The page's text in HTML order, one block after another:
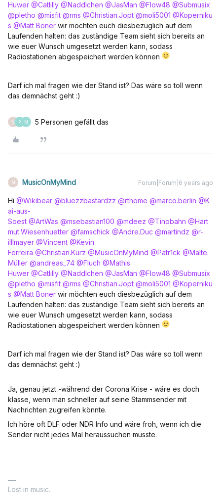
Huwer @Catlilly @Naddlchen @JasMan @Flow48 @Submusix
@pletho @misfit @rms @Christian.Jopt @moli5001 @Koperniku
s @Matt Boner wir möchten euch diesbezüglich auf dem
Laufenden halten: das zuständige Team sieht sich bereits an
wie euer Wunsch umgesetzt werden kann, sodass
Radiostationen abgespeichert werden können
Darf ich mal fragen wie der Stand ist? Das wäre so toll wenn
das demnächst geht :)
M P M 5 Personen gefällt das
M MusicOnMyMind Forum|Forum|6 years ago
Hi @Wikibear @bluezzbastardzz @rthome @marco.berlin @K
ai-aus-
Soest @ArtWas @msebastian100 @mdeez @Tinobahn @Hart
mut.Wiesenhuetter @famschick @Andre.Duc @martindz @r-
illlmayer @Vincent @Kevin
Ferreira @Christian.Kurz @MusicOnMyMind @Patr1ck @Malte.
Müller @andreas_74 @Fluch @Mathis
Huwer @Catlilly @Naddlchen @JasMan @Flow48 @Submusix
@pletho @misfit @rms @Christian.Jopt @moli5001 @Koperniku
s @Matt Boner wir möchten euch diesbezüglich auf dem
Laufenden halten: das zuständige Team sieht sich bereits an
wie euer Wunsch umgesetzt werden kann, sodass
Radiostationen abgespeichert werden können
Darf ich mal fragen wie der Stand ist? Das wäre so toll wenn
das demnächst geht :)
Ja, genau jetzt -während der Corona Krise - wäre es doch
klasse, wenn man schneller auf seine Stammsender mit
Nachrichten zugreifen könnte.
Ich höre oft DLF oder NDR Info und wäre froh, wenn ich die
Sender nicht jedes Mal heraussuchen müsste.
Lost in music.